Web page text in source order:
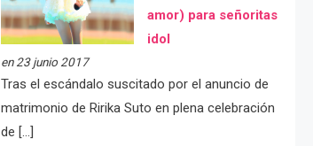
amor) para señoritas
idol
en 23 junio 2017
Tras el escándalo suscitado por el anuncio de
matrimonio de Ririka Suto en plena celebración
de […]